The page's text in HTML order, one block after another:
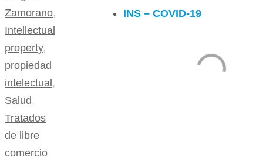
Zamorano,
Intellectual
property,
propiedad
intelectual ,
Salud ,
Tratados
de libre
comercio
INS – COVID-19